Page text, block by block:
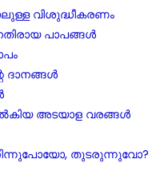
വിശുദ്ധീകരണം
പാപങ്ങൾ
ദാനങ്ങൾ
അടയാള വരങ്ങൾ
തുടരുന്നുവോ?